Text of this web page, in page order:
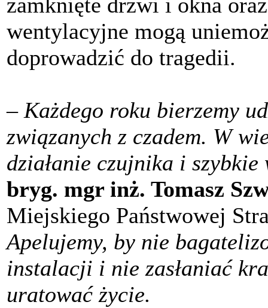
wentylacyjne mogą
doprowadzić do tragedii.
– Każdego roku bierzemy
związanych z czadem. W
działanie czujnika i
bryg. mgr inż. Tomasz
Miejskiego Państwowej
Apelujemy, by nie
instalacji i nie zasłaniać
uratować życie.